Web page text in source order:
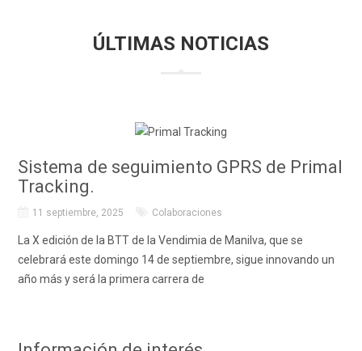
ÚLTIMAS NOTICIAS
Sistema de seguimiento GPRS de Primal
Tracking.
11 septiembre, 2025 Colaboraciones
La X edición de la BTT de la Vendimia de Manilva, que se
celebrará este domingo 14 de septiembre, sigue innovando un
año más y será la primera carrera de